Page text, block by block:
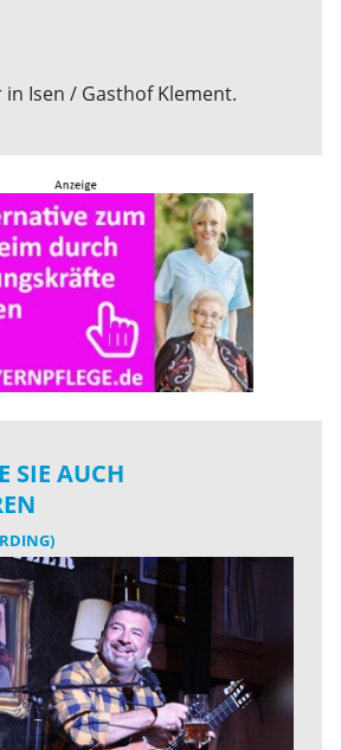
in Isen / Gasthof Klement.
SIE AUCH